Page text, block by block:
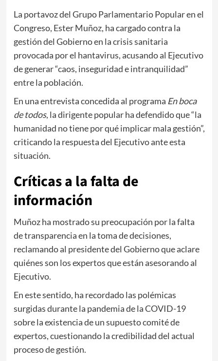
La portavoz del Grupo Parlamentario Popular en el
Congreso, Ester Muñoz, ha cargado contra la
gestión del Gobierno en la crisis sanitaria
provocada por el hantavirus, acusando al Ejecutivo
de generar “caos, inseguridad e intranquilidad”
entre la población.
En una entrevista concedida al programa En boca
de todos, la dirigente popular ha defendido que “la
humanidad no tiene por qué implicar mala gestión”,
criticando la respuesta del Ejecutivo ante esta
situación.
Críticas a la falta de
información
Muñoz ha mostrado su preocupación por la falta
de transparencia en la toma de decisiones,
reclamando al presidente del Gobierno que aclare
quiénes son los expertos que están asesorando al
Ejecutivo.
En este sentido, ha recordado las polémicas
surgidas durante la pandemia de la COVID-19
sobre la existencia de un supuesto comité de
expertos, cuestionando la credibilidad del actual
proceso de gestión.